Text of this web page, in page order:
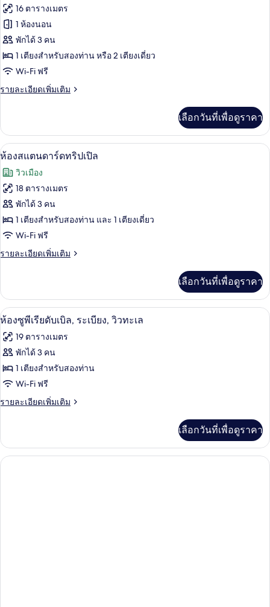
สำหรับ
ห้อง
พัก
ทั้งหมด
ของ
ห้อง
คลาส
กดับเบิล
ทวิน,
เตียง
ใหญ่
1
เตียง
หรือ
เตียง
เดี่ยว
16 ตารางเมตร
1 ห้องนอน
พักได้ 3 คน
1 เตียงสำหรับสองท่าน หรือ 2 เตียงเดี่ยว
Wi-Fi ฟรี
รายละเอียดเพิ่มเติม
ราย
เกี่ยว
กับ
ห้อง
สิ
กดับเบิล
หรือ
ทวิ
น,
เตียง
ใหญ่
1
เดี่ยว
เตียง
เลือกวันที่เพื่อดูราคา
เปิด
ภาพถ่าย
ทั้งหมด
ของ
ห้อง
สแตนดาร์ด
ทริปเปิล
มินิบาร์, ตู้นิรภัยในห้องพัก, เปล/เตียงเ
5
ห้องสแตนดาร์ดทริปเปิล
วิวเมือง
18 ตารางเมตร
พักได้ 3 คน
1 เตียงสำหรับสองท่าน และ 1 เตียงเดี่ยว
Wi-Fi ฟรี
รายละเอียดเพิ่มเติม
ราย
เกี่ยว
กับ
ห้อง
สแตนดาร์ด
ทริปเปิล
เลือกวันที่เพื่อดูราคา
เปิด
ภาพถ่าย
ทั้งหมด
ของ
ห้อง
ซู
เรียดั
บเบิล,
มินิบาร์, ตู้นิรภัยในห้องพัก, เปล/เตียงเ
4
ห้องซูพีเรียดับเบิล, ระเบียง, วิวทะเล
19 ตารางเมตร
พักได้ 3 คน
1 เตียงสำหรับสองท่าน
Wi-Fi ฟรี
รายละเอียดเพิ่มเติม
ราย
เกี่ยว
กับ
ห้อง
เลือกวันที่เพื่อดูราคา